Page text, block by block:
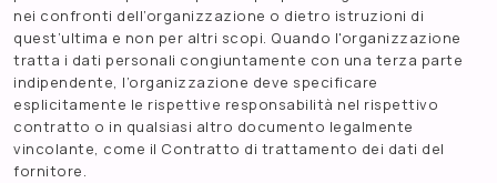
nei confronti dell’organizzazione o dietro istruzioni di
quest’ultima e non per altri scopi. Quando l'organizzazione
tratta i dati personali congiuntamente con una terza parte
indipendente, l’organizzazione deve specificare
esplicitamente le rispettive responsabilità nel rispettivo
contratto o in qualsiasi altro documento legalmente
vincolante, come il Contratto di trattamento dei dati del
fornitore.